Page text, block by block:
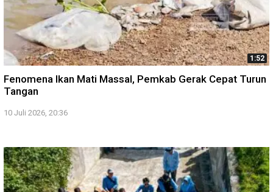
1:52
Fenomena Ikan Mati Massal, Pemkab Gerak Cepat Turun
Tangan
10 Juli 2026, 20:36